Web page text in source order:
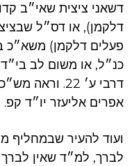
דשאני ציצית שאי״ב
דלקמן), או דס״ל
פעלים דלקמן) משא״כ
כנ״ל, או משום לב
דרבי ע׳ 22.
אפרים אליעזר יו״ד קפ.
ועוד להעיר
לברך, למ״ד שאין